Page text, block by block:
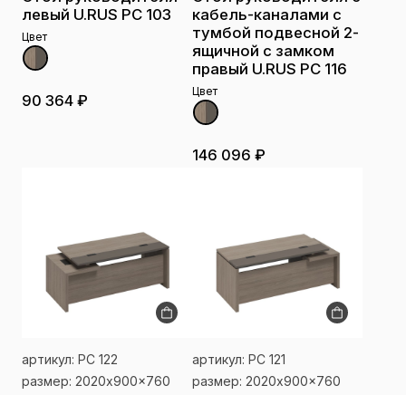
левый U.RUS РС 103
Цвет
90 364 ₽
кабель-каналами с
тумбой подвесной 2-
ящичной с замком
правый U.RUS РС 116
Цвет
146 096 ₽
артикул: РС 122
размер: 2020x900x760
артикул: РС 121
размер: 2020x900x760